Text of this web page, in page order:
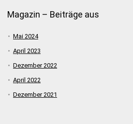
Magazin – Beiträge aus
Mai 2024
April 2023
Dezember 2022
April 2022
Dezember 2021